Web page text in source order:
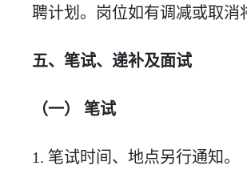
聘计划。岗位如有调减或取消
五、笔试、递补及面试
（一） 笔试
1. 笔试时间、地点另行通知。